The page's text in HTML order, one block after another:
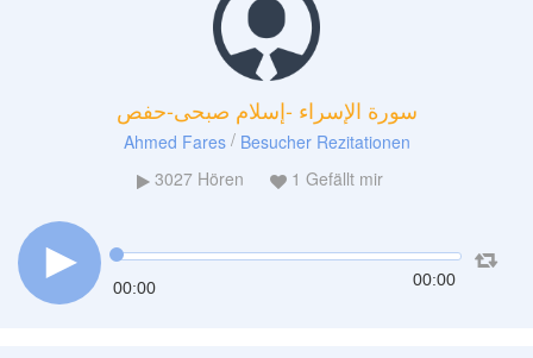
سورة الإسراء -إسلام صبحى-حفص
Ahmed Fares/ Besucher Rezitationen
3027Hören 1 Gefällt mir
00:00 00:00